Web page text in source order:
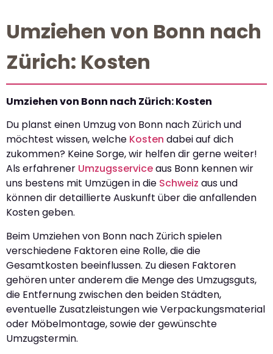
Umziehen von Bonn nach
Zürich: Kosten
Umziehen von Bonn nach Zürich: Kosten
Du planst einen Umzug von Bonn nach Zürich und
möchtest wissen, welche Kosten dabei auf dich
zukommen? Keine Sorge, wir helfen dir gerne weiter!
Als erfahrener Umzugsserviceaus Bonn kennen wir
uns bestens mit Umzügen in die Schweiz aus und
können dir detaillierte Auskunft über die anfallenden
Kosten geben.
Beim Umziehen von Bonn nach Zürich spielen
verschiedene Faktoren eine Rolle, die die
Gesamtkosten beeinflussen. Zu diesen Faktoren
gehören unter anderem die Menge des Umzugsguts,
die Entfernung zwischen den beiden Städten,
eventuelle Zusatzleistungen wie Verpackungsmaterial
oder Möbelmontage, sowie der gewünschte
Umzugstermin.